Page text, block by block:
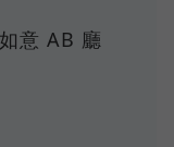
意 AB 廳